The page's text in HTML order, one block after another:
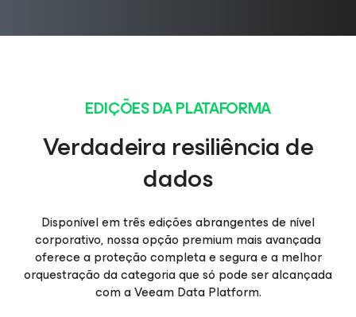
EDIÇÕES DA PLATAFORMA
Verdadeira resiliência de
dados
Disponível em três edições abrangentes de nível
corporativo, nossa opção premium mais avançada
oferece a proteção completa e segura e a melhor
orquestração da categoria que só pode ser alcançada
com a Veeam Data Platform.